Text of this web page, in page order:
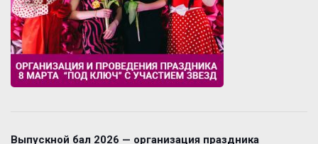
Выпускной бал 2026 — организация праздника